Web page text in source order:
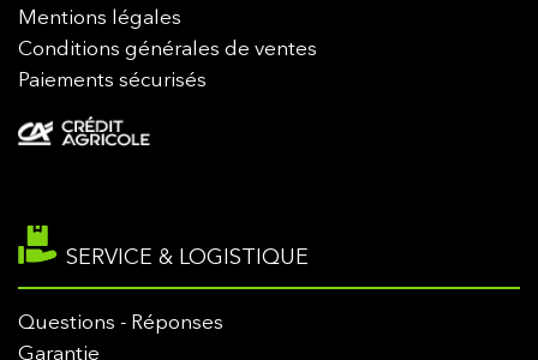
Mentions légales
Conditions générales de ventes
Paiements sécurisés
SERVICE & LOGISTIQUE
Questions - Réponses
Garantie